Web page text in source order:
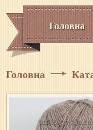
Головна
Головна